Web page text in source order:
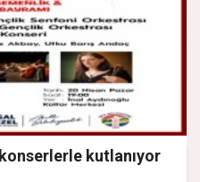
kutlanıyor